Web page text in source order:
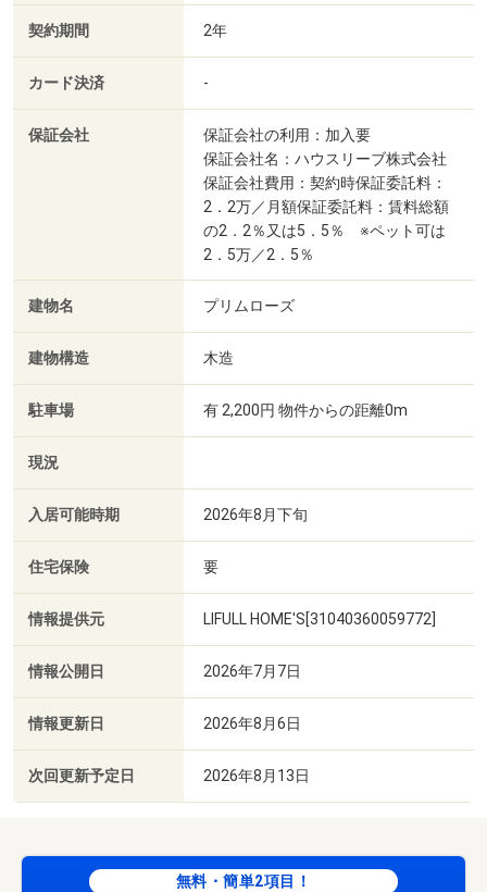
契約期間 2年
カード決済 -
保証会社
保証会社の利用：加入要
保証会社名：ハウスリーブ株式会社
保証会社費用：契約時保証委託料：
2．2万／月額保証委託料：賃料総額
の2．2％又は5．5％ ※ペット可は
2．5万／2．5％
建物名 プリムローズ
建物構造 木造
駐車場 有 2,200円 物件からの距離0m
現況
入居可能時期 2026年8月下旬
住宅保険 要
情報提供元 LIFULL HOME'S[31040360059772]
情報公開日 2026年7月7日
情報更新日 2026年8月6日
次回更新予定日 2026年8月13日
無料・簡単2項目！